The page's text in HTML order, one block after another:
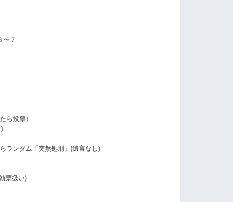
〜７
ら投票）
ランダム「突然処刑」(遺言なし)
票扱い)